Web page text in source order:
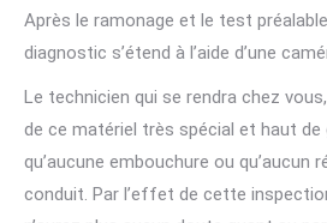
Après le ramonage et le test
diagnostic s’étend à l’aide d’une
Le technicien qui se rendra chez
de ce matériel très spécial et haut de
qu’aucune embouchure ou qu’aucun
conduit. Par l’effet de cette